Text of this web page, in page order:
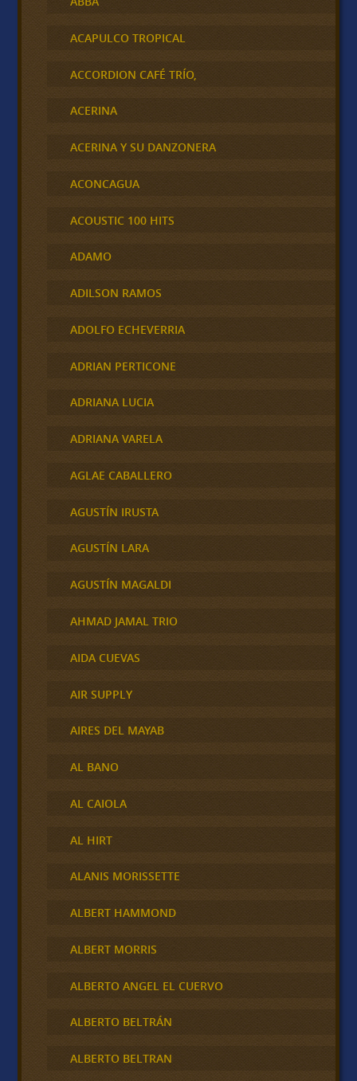
ACAPULCO TROPICAL
ACCORDION CAFÉ TRÍO,
ACERINA
ACERINA Y SU DANZONERA
ACONCAGUA
ACOUSTIC 100 HITS
ADAMO
ADILSON RAMOS
ADOLFO ECHEVERRIA
ADRIAN PERTICONE
ADRIANA LUCIA
ADRIANA VARELA
AGLAE CABALLERO
AGUSTÍN IRUSTA
AGUSTÍN LARA
AGUSTÍN MAGALDI
AHMAD JAMAL TRIO
AIDA CUEVAS
AIR SUPPLY
AIRES DEL MAYAB
AL BANO
AL CAIOLA
AL HIRT
ALANIS MORISSETTE
ALBERT HAMMOND
ALBERT MORRIS
ALBERTO ANGEL EL CUERVO
ALBERTO BELTRÁN
ALBERTO BELTRAN